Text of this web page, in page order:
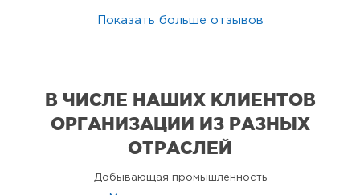
Показать больше отзывов
В ЧИСЛЕ НАШИХ КЛИЕНТОВ
ОРГАНИЗАЦИИ ИЗ РАЗНЫХ
ОТРАСЛЕЙ
Добывающая промышленность